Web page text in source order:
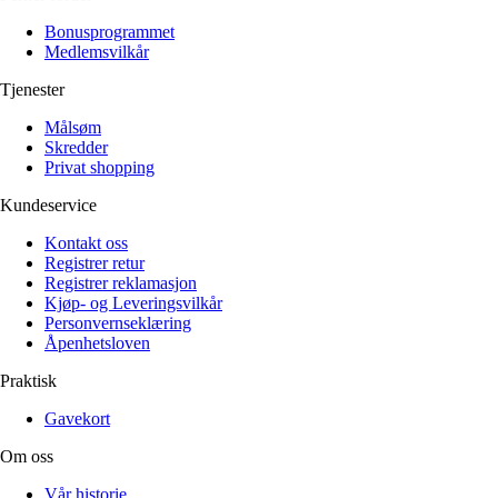
Klær
Reise
Informasjon
Tilbehør
Lukk
Alle artikler
Klær
Reise
Informasjon
Tilbehør
Målsøm
Lukk
Bonusprogrammet
Medlemsvilkår
Tjenester
Målsøm
Skredder
Privat shopping
Kundeservice
Kontakt oss
Registrer retur
Registrer reklamasjon
Kjøp- og Leveringsvilkår
Personvernseklæring
Åpenhetsloven
Praktisk
Gavekort
Om oss
Vår historie